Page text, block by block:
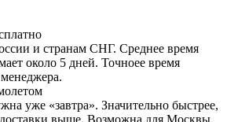
и странам СНГ. Среднее время
около 5 дней. Точноее время
уже «завтра». Значительно быстрее,
выше. Возможна для Москвы.